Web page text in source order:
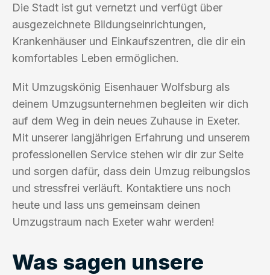
Die Stadt ist gut vernetzt und verfügt über
ausgezeichnete Bildungseinrichtungen,
Krankenhäuser und Einkaufszentren, die dir ein
komfortables Leben ermöglichen.
Mit Umzugskönig Eisenhauer Wolfsburg als
deinem Umzugsunternehmen begleiten wir dich
auf dem Weg in dein neues Zuhause in Exeter.
Mit unserer langjährigen Erfahrung und unserem
professionellen Service stehen wir dir zur Seite
und sorgen dafür, dass dein Umzug reibungslos
und stressfrei verläuft. Kontaktiere uns noch
heute und lass uns gemeinsam deinen
Umzugstraum nach Exeter wahr werden!
Was sagen unsere